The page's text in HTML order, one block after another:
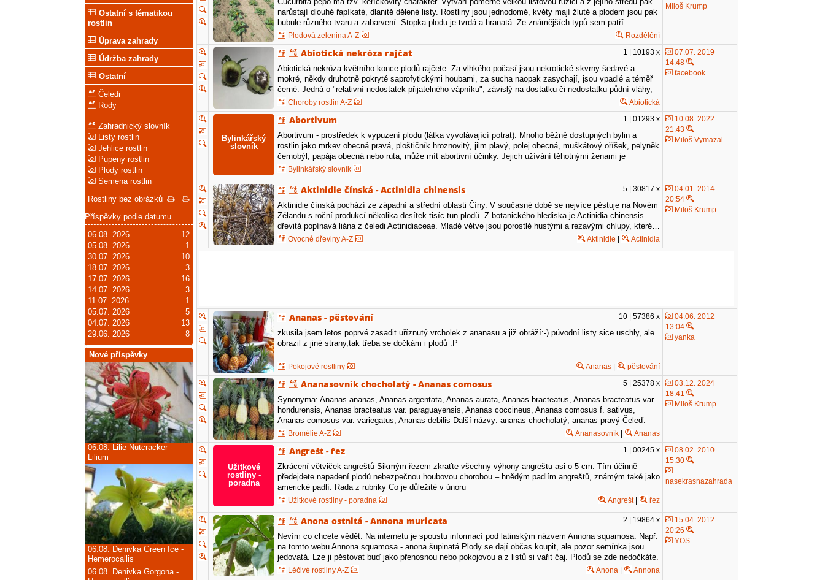
narůstají dlouhé řapíkaté, dlanitě dělené listy. Rostliny jsou jednodomé, květy mají žluté a plodem jsou pak
bubule různého tvaru a zabarvení. Stopka plodu je tvrdá a hranatá. Ze známějších typů sem patří…
Rozdělění
Plodová zelenina A-Z
Miloš Krump
1 | 10193 x
Abiotická nekróza rajčat
Abiotická nekróza květního konce plodů rajčete. Za vlhkého počasí jsou nekrotické skvrny šedavé a
mokré, někdy druhotně pokryté saprofytickými houbami, za sucha naopak zasychají, jsou vpadlé a téměř
černé. Jedná o "relativní nedostatek přijatelného vápníku", závislý na dostatku či nedostatku půdní vláhy,
obsahu dalších…
Abiotická
Choroby rostlin A-Z
07.07. 2019
14:48
facebook
1 | 01293 x
Abortivum
Abortivum - prostředek k vypuzení plodu (látka vyvolávající potrat). Mnoho běžně dostupných bylin a
rostlin jako mrkev obecná pravá, ploštičník hroznovitý, jilm plavý, polej obecná, muškátový oříšek, pelyněk
černobýl, papája obecná nebo ruta, může mít abortivní účinky. Jejich užívání těhotnými ženami je
kontraindikováno.
Bylinkářský slovník
10.08. 2022
21:43
Miloš Vymazal
5 | 30817 x
Aktinidie čínská - Actinidia chinensis
Aktinidie čínská pochází ze západní a střední oblasti Číny. V současné době se nejvíce pěstuje na Novém
Zélandu s roční produkcí několika desítek tisíc tun plodů. Z botanického hlediska je Actinidia chinensis
dřevitá popínavá liána z čeledi Actinidiaceae. Mladé větve jsou porostlé hustými a rezavými chlupy, které…
Aktinidie | Actinidia
Ovocné dřeviny A-Z
04.01. 2014
20:54
Miloš Krump
10 | 57386 x
Ananas - pěstování
zkusila jsem letos poprvé zasadit uříznutý vrcholek z ananasu a již obráží:-) původní listy sice uschly, ale
obrazil z jiné strany,tak třeba se dočkám i plodů :P
Ananas | pěstování
Pokojové rostliny
04.06. 2012
13:04
yanka
5 | 25378 x
Ananasovník chocholatý - Ananas comosus
Synonyma: Ananas ananas, Ananas argentata, Ananas aurata, Ananas bracteatus, Ananas bracteatus var.
hondurensis, Ananas bracteatus var. paraguayensis, Ananas coccineus, Ananas comosus f. sativus,
Ananas comosus var. variegatus, Ananas debilis Další názvy: ananas chocholatý, ananas pravý Čeleď:
Bromeliaceae - bromeliovité Ananasovník se prakticky…
Ananasovník | Ananas
Bromélie A-Z
03.12. 2024
18:41
Miloš Krump
1 | 00245 x
Angrešt - řez
Zkrácení větviček angreštů Šikmým řezem zkraťte všechny výhony angreštu asi o 5 cm. Tím účinně
předejdete napadení plodů nebezpečnou houbovou chorobou – hnědým padlím angreštů, známým také jako
americké padlí. Rada z rubriky Co je důležité v únoru
Angrešt| řez
Užitkové rostliny - poradna
08.02. 2010
15:30
nasekrasnazahrada
2 | 19864 x
Anona ostnitá - Annona muricata
Nevím co chcete vědět. Na internetu je spoustu informací pod latinským názvem Annona squamosa. Např.
na tomto webu Annona squamosa - anona šupinatá Plody se dají občas koupit, ale pozor semínka jsou
jedovatá. Lze ji pěstovat buď jako přenosnou nebo pokojovou a z listů si vařit čaj. Plodů se zde nedočkáte.
Annona muricata - anona…
Anona | Annona
Léčivé rostliny A-Z
15.04. 2012
20:26
YOS
Ostatní s tématikou
rostlin
Úprava zahrady
Údržba zahrady
Ostatní
Čeledi
Rody
Zahradnický slovník
Listy rostlin
Jehlice rostlin
Pupeny rostlin
Plody rostlin
Semena rostlin
Rostliny bez obrázků
Příspěvky podle datumu
12
06.08. 2026
1
05.08. 2026
10
30.07. 2026
3
18.07. 2026
16
17.07. 2026
3
14.07. 2026
1
11.07. 2026
5
05.07. 2026
13
04.07. 2026
8
29.06. 2026
Nové příspěvky
06.08. Lilie Nutcracker -
Lilium
06.08. Denivka Green Ice -
Hemerocallis
06.08. Denivka Gorgona -